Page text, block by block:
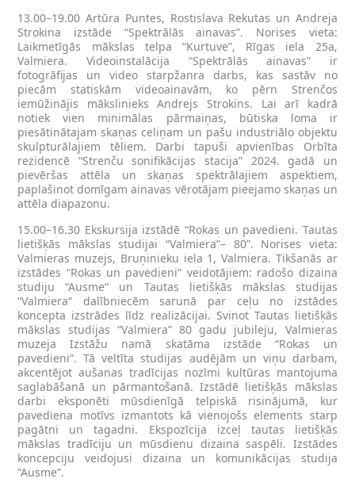
13.00–19.00 Artūra Puntes, Rostislava Rekutas un Andreja
Strokina izstāde “Spektrālās ainavas”. Norises vieta:
Laikmetīgās mākslas telpa “Kurtuve”, Rīgas iela 25a,
Valmiera. Videoinstalācija “Spektrālās ainavas” ir
fotogrāfijas un video starpžanra darbs, kas sastāv no
piecām statiskām videoainavām, ko pērn Strenčos
iemūžinājis mākslinieks Andrejs Strokins. Lai arī kadrā
notiek vien minimālas pārmaiņas, būtiska loma ir
piesātinātajam skaņas celiņam un pašu industriālo objektu
skulpturālajiem tēliem. Darbi tapuši apvienības Orbīta
rezidencē “Strenču sonifikācijas stacija” 2024. gadā un
pievēršas attēla un skaņas spektrālajiem aspektiem,
paplašinot domīgam ainavas vērotājam pieejamo skaņas un
attēla diapazonu.
15.00–16.30 Ekskursija izstādē “Rokas un pavedieni. Tautas
lietišķās mākslas studijai “Valmiera”– 80”. Norises vieta:
Valmieras muzejs, Bruņinieku iela 1, Valmiera. Tikšanās ar
izstādes “Rokas un pavedieni” veidotājiem: radošo dizaina
studiju “Ausme“ un Tautas lietišķās mākslas studijas
“Valmiera“ dalībniecēm sarunā par ceļu no izstādes
koncepta izstrādes līdz realizācijai. Svinot Tautas lietišķās
mākslas studijas “Valmiera” 80 gadu jubileju, Valmieras
muzeja Izstāžu namā skatāma izstāde “Rokas un
pavedieni”. Tā veltīta studijas audējām un viņu darbam,
akcentējot aušanas tradīcijas nozīmi kultūras mantojuma
saglabāšanā un pārmantošanā. Izstādē lietišķās mākslas
darbi eksponēti mūsdienīgā telpiskā risinājumā, kur
pavediena motīvs izmantots kā vienojošs elements starp
pagātni un tagadni. Ekspozīcija izceļ tautas lietišķās
mākslas tradīciju un mūsdienu dizaina saspēli. Izstādes
koncepciju veidojusi dizaina un komunikācijas studija
“Ausme”.